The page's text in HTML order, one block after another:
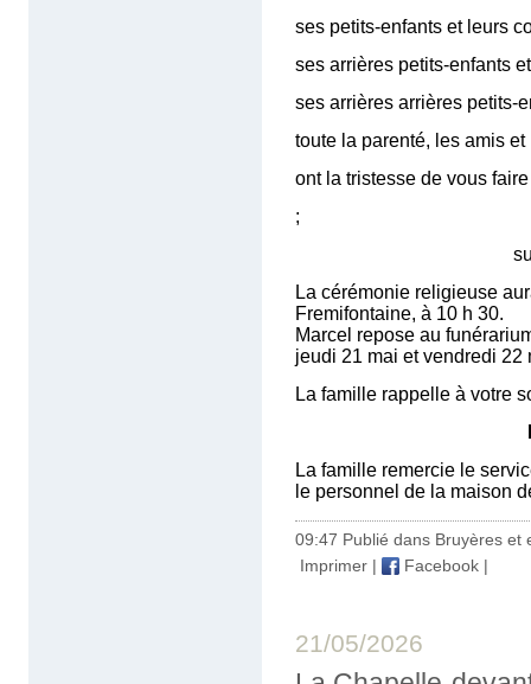
ses petits-enfants et leurs
ses arrières petits-enfants
ses arrières arrières petits-
toute la parenté, les amis
ont la tristesse de vous
;
survenu le 19
La cérémonie religieuse
Fremifontaine, à 10 h 30.
Marcel repose au
jeudi 21 mai et vendredi 22
La famille rappelle à votre
La famille remercie le
le personnel de la maison
09:47 Publié dans Bruyères et
Imprimer | Facebook |
21/05/2026